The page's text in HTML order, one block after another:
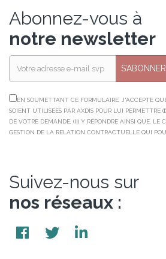
Abonnez-vous à
notre newsletter
S’ABONNER
EN SOUMETTANT CE FORMULAIRE, J'ACCEPTE
SOIENT UTILISÉES PAR AXDIS POUR LUI PERMETTRE
DE VOTRE DEMANDE, (II) Y RÉPONDRE AINSI QUE, LE
GESTION DE LA RELATION CONTRACTUELLE QUI
Suivez-nous sur
nos réseaux :